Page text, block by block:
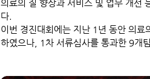
의료의 질 향상과 서비스 및 업무 개선
다.
이번 경진대회에는 지난 1년 동안 의
하였으나, 1차 서류심사를 통과한 9개